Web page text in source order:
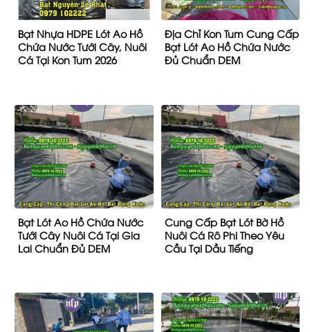
Bạt Nhựa HDPE Lót Ao Hồ
Chứa Nước Tưới Cây, Nuôi
Cá Tại Kon Tum 2026
Địa Chỉ Kon Tum Cung Cấp
Bạt Lót Ao Hồ Chứa Nước
Đủ Chuẩn DEM
Bạt Lót Ao Hồ Chứa Nước
Tưới Cây Nuôi Cá Tại Gia
Lai Chuẩn Đủ DEM
Cung Cấp Bạt Lót Bờ Hồ
Nuôi Cá Rô Phi Theo Yêu
Cầu Tại Dầu Tiếng